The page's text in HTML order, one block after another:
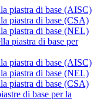
piastra di base (AISC)
piastra di base (CSA)
piastra di base (NEL)
piastra di base per
piastra di base (AISC)
piastra di base (NEL)
piastra di base (CSA)
di base per la